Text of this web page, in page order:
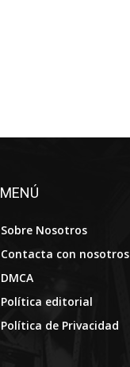
MENÚ
Sobre Nosotros
Contacta con nosotros
DMCA
Política editorial
Política de Privacidad